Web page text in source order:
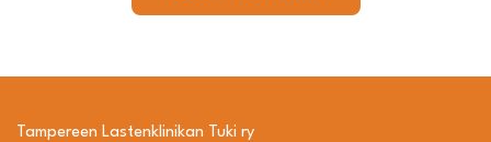
Tampereen Lastenklinikan Tuki ry